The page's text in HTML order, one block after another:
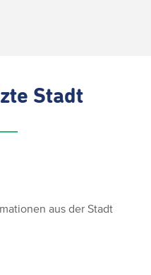
Stadt
aus der Stadt